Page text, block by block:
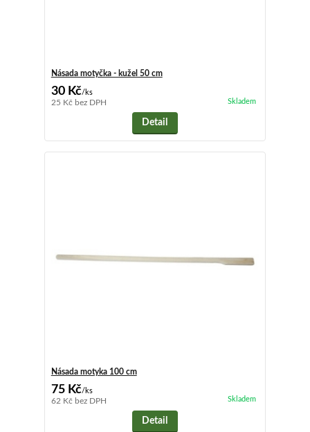
Násada motyčka - kužel 50 cm
30 Kč/ks
25 Kč bez DPH Skladem
Detail
Násada motyka 100 cm
75 Kč/ks
62 Kč bez DPH Skladem
Detail